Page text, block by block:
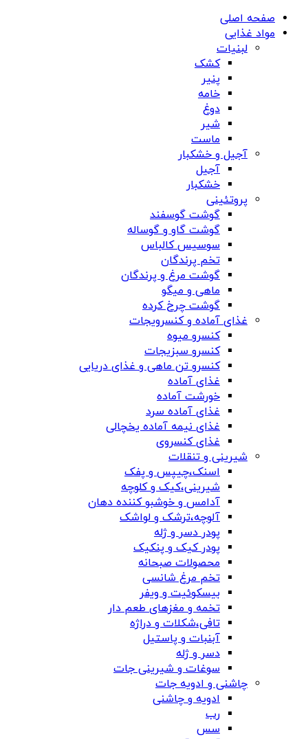
صفحه اصلی
مواد غذایی
لبنیات
کشک
پنیر
خامه
دوغ
شیر
ماست
آجیل و خشکبار
آجیل
خشکبار
پروتئینی
گوشت گوسفند
گوشت گاو و گوساله
سوسیس کالباس
تخم پرندگان
گوشت مرغ و پرندگان
ماهی و میگو
گوشت چرخ کرده
غذای آماده و کنسرویجات
کنسرو میوه
کنسرو سبزیجات
کنسرو تن ماهی و غذای دریایی
غذای آماده
خورشت آماده
غذای آماده سرد
غذای نیمه آماده یخچالی
غذای کنسروی
شیرینی و تنقلات
اسنک،چیپس و پفک
شیرینی،کیک و کلوچه
آدامس و خوشبو کننده دهان
آلوچه،ترشک و لواشک
پودر دسر و ژله
پودر کیک و پنکیک
محصولات صبحانه
تخم مرغ شانسی
بیسکوئیت و ویفر
تخمه و مغزهای طعم دار
تافی،شکلات و دراژه
آبنبات و پاستیل
دسر و ژله
سوغات و شیرینی جات
چاشنی و ادویه جات
ادویه و چاشنی
رب
سس